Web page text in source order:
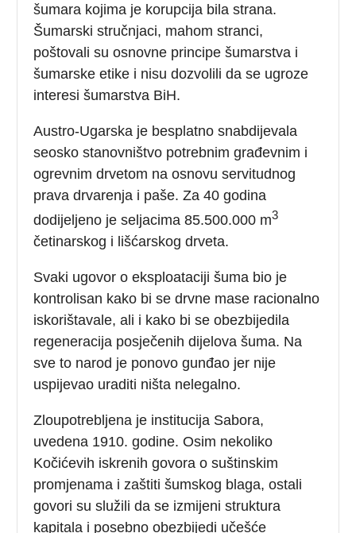
šumara kojima je korupcija bila strana.
Šumarski stručnjaci, mahom stranci,
poštovali su osnovne principe šumarstva i
šumarske etike i nisu dozvolili da se ugroze
interesi šumarstva BiH.
Austro-Ugarska je besplatno snabdijevala
seosko stanovništvo potrebnim građevnim i
ogrevnim drvetom na osnovu servitudnog
prava drvarenja i paše. Za 40 godina
dodijeljeno je seljacima 85.500.000 m3
četinarskog i lišćarskog drveta.
Svaki ugovor o eksploataciji šuma bio je
kontrolisan kako bi se drvne mase racionalno
iskorištavale, ali i kako bi se obezbijedila
regeneracija posječenih dijelova šuma. Na
sve to narod je ponovo gunđao jer nije
uspijevao uraditi ništa nelegalno.
Zloupotrebljena je institucija Sabora,
uvedena 1910. godine. Osim nekoliko
Kočićevih iskrenih govora o suštinskim
promjenama i zaštiti šumskog blaga, ostali
govori su služili da se izmijeni struktura
kapitala i posebno obezbijedi učešće